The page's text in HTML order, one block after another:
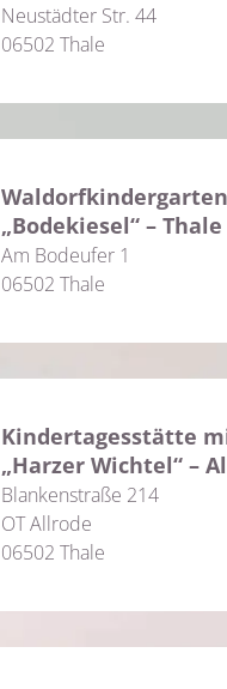
Neustädter Str. 44
06502 Thale
Waldorfkindergarten
„Bodekiesel“ – Thale
Am Bodeufer 1
06502 Thale
Kindertagesstätte
„Harzer Wichtel“ –
Blankenstraße 214
OT Allrode
06502 Thale